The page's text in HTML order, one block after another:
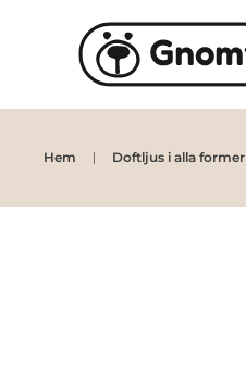
Skip to main content
Hem Doftljus i alla former